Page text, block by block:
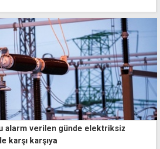
alarm verilen günde elektriksiz
karşı karşıya